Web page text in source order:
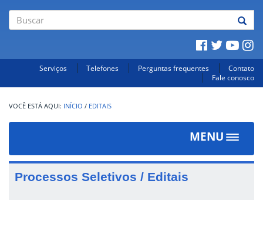
Serviços Telefones Perguntas frequentes
Contato
Fale conosco
INÍCIO / EDITAIS
MENU
Toggle
Processos Seletivos / Editais